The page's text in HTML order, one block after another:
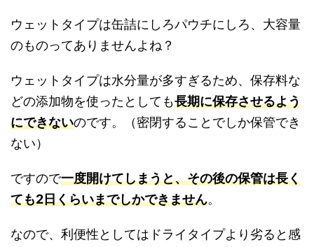
ウェットタイプは缶詰にしろパウチにしろ、大容量
のものってありませんよね？
ウェットタイプは水分量が多すぎるため、保存料な
どの添加物を使ったとしても長期に保存させるよう
にできないのです。（密閉することでしか保管でき
ない）
ですので一度開けてしまうと、その後の保管は長く
ても2日くらいまでしかできません。
なので、利便性としてはドライタイプより劣ると感